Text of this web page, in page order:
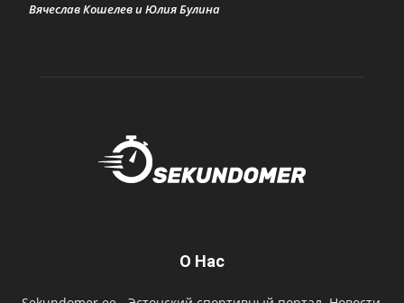
Вячеслав Кошелев и Юлия Булина
О Нас